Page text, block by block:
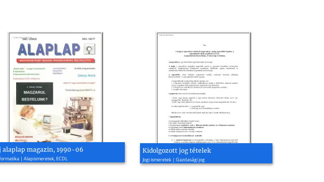
alaplap magazin, 1990-06
| Alapismeretek, ECDL
Kidolgozott jog tételek
Jogi ismeretek | Gazdasági jog